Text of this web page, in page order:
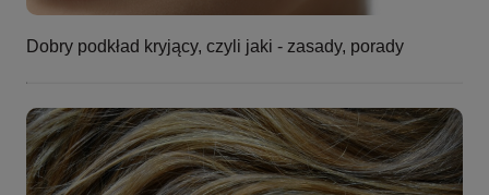
Dobry podkład kryjący, czyli jaki - zasady, porady